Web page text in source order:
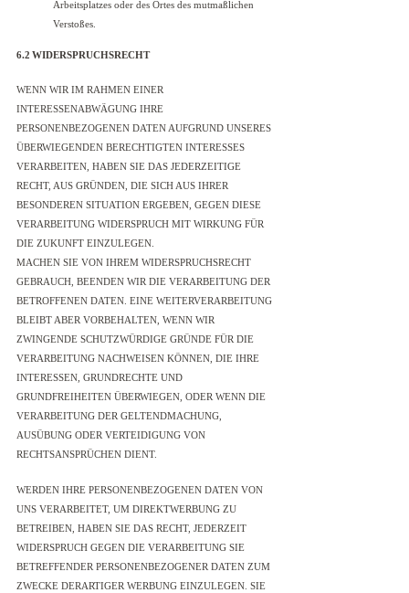
Arbeitsplatzes oder des Ortes des mutmaßlichen
Verstoßes.
6.2 WIDERSPRUCHSRECHT
WENN WIR IM RAHMEN EINER
INTERESSENABWÄGUNG IHRE
PERSONENBEZOGENEN DATEN AUFGRUND UNSERES
ÜBERWIEGENDEN BERECHTIGTEN INTERESSES
VERARBEITEN, HABEN SIE DAS JEDERZEITIGE
RECHT, AUS GRÜNDEN, DIE SICH AUS IHRER
BESONDEREN SITUATION ERGEBEN, GEGEN DIESE
VERARBEITUNG WIDERSPRUCH MIT WIRKUNG FÜR
DIE ZUKUNFT EINZULEGEN.
MACHEN SIE VON IHREM WIDERSPRUCHSRECHT
GEBRAUCH, BEENDEN WIR DIE VERARBEITUNG DER
BETROFFENEN DATEN. EINE WEITERVERARBEITUNG
BLEIBT ABER VORBEHALTEN, WENN WIR
ZWINGENDE SCHUTZWÜRDIGE GRÜNDE FÜR DIE
VERARBEITUNG NACHWEISEN KÖNNEN, DIE IHRE
INTERESSEN, GRUNDRECHTE UND
GRUNDFREIHEITEN ÜBERWIEGEN, ODER WENN DIE
VERARBEITUNG DER GELTENDMACHUNG,
AUSÜBUNG ODER VERTEIDIGUNG VON
RECHTSANSPRÜCHEN DIENT.
WERDEN IHRE PERSONENBEZOGENEN DATEN VON
UNS VERARBEITET, UM DIREKTWERBUNG ZU
BETREIBEN, HABEN SIE DAS RECHT, JEDERZEIT
WIDERSPRUCH GEGEN DIE VERARBEITUNG SIE
BETREFFENDER PERSONENBEZOGENER DATEN ZUM
ZWECKE DERARTIGER WERBUNG EINZULEGEN. SIE